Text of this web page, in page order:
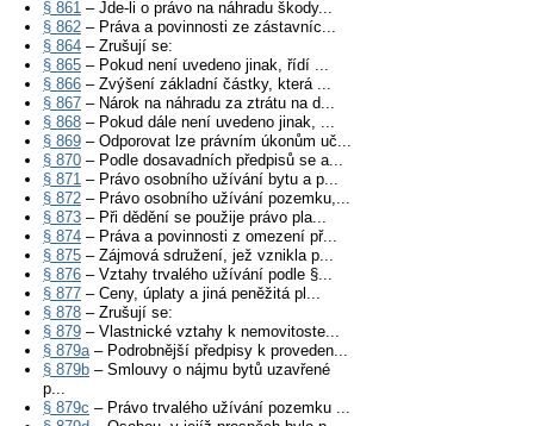
§ 861 – Jde-li o právo na náhradu škody...
§ 862 – Práva a povinnosti ze zástavníc...
§ 864 – Zrušují se:
§ 865 – Pokud není uvedeno jinak, řídí ...
§ 866 – Zvýšení základní částky, která ...
§ 867 – Nárok na náhradu za ztrátu na d...
§ 868 – Pokud dále není uvedeno jinak, ...
§ 869 – Odporovat lze právním úkonům uč...
§ 870 – Podle dosavadních předpisů se a...
§ 871 – Právo osobního užívání bytu a p...
§ 872 – Právo osobního užívání pozemku,...
§ 873 – Při dědění se použije právo pla...
§ 874 – Práva a povinnosti z omezení př...
§ 875 – Zájmová sdružení, jež vznikla p...
§ 876 – Vztahy trvalého užívání podle §...
§ 877 – Ceny, úplaty a jiná peněžitá pl...
§ 878 – Zrušují se:
§ 879 – Vlastnické vztahy k nemovitoste...
§ 879a– Podrobnější předpisy k proveden...
§ 879b – Smlouvy o nájmu bytů uzavřené
p...
§ 879c – Právo trvalého užívání pozemku ...